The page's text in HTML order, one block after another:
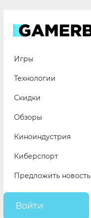
Игры
Технологии
Скидки
Обзоры
Киноиндустрия
Киберспорт
Предложить новость
Войти